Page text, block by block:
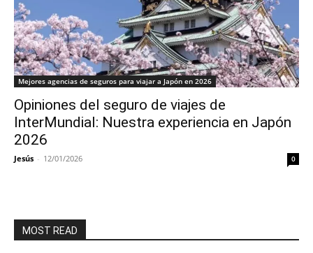
Mejores agencias de seguros para viajar a Japón en 2026
Opiniones del seguro de viajes de
InterMundial: Nuestra experiencia en Japón
2026
Jesús - 12/01/2026 0
MOST READ